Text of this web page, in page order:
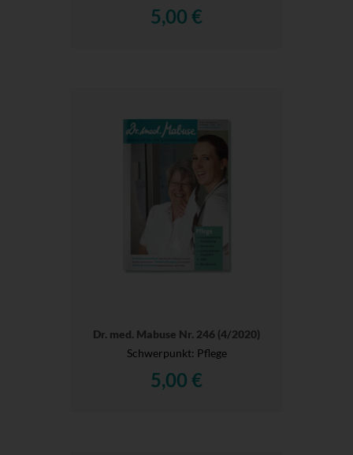
5,00 €
Dr. med. Mabuse Nr. 246 (4/2020)
Schwerpunkt: Pflege
5,00 €